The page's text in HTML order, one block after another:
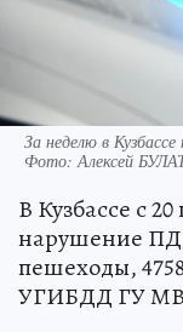
За неделю в
Фото:Алексей
В Кузбассе с
нарушение
пешеходы,
УГИБДД ГУ